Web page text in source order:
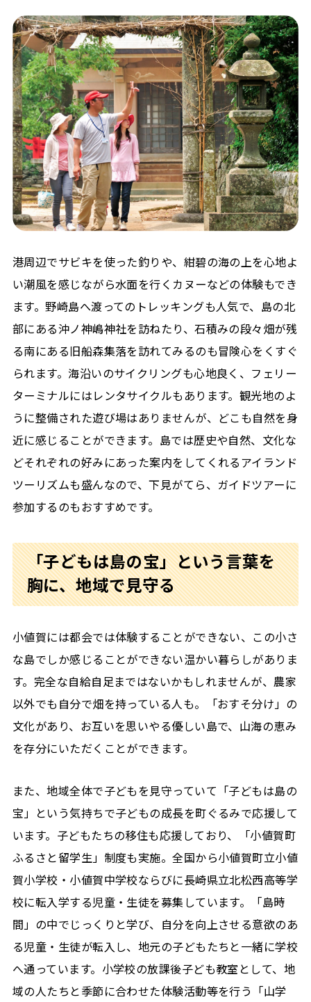
港周辺でサビキを使った釣りや、紺碧の海の上を心地よ
い潮風を感じながら水面を行くカヌーなどの体験もでき
ます。野崎島へ渡ってのトレッキングも人気で、島の北
部にある沖ノ神嶋神社を訪ねたり、石積みの段々畑が残
る南にある旧船森集落を訪れてみるのも冒険心をくすぐ
られます。海沿いのサイクリングも心地良く、フェリー
ターミナルにはレンタサイクルもあります。観光地のよ
うに整備された遊び場はありませんが、どこも自然を身
近に感じることができます。島では歴史や自然、文化な
どそれぞれの好みにあった案内をしてくれるアイランド
ツーリズムも盛んなので、下見がてら、ガイドツアーに
参加するのもおすすめです。
「子どもは島の宝」という言葉を
胸に、地域で見守る
小値賀には都会では体験することができない、この小さ
な島でしか感じることができない温かい暮らしがありま
す。完全な自給自足まではないかもしれませんが、農家
以外でも自分で畑を持っている人も。「おすそ分け」の
文化があり、お互いを思いやる優しい島で、山海の恵み
を存分にいただくことができます。
また、地域全体で子どもを見守っていて「子どもは島の
宝」という気持ちで子どもの成長を町ぐるみで応援して
います。子どもたちの移住も応援しており、「小値賀町
ふるさと留学生」制度も実施。全国から小値賀町立小値
賀小学校・小値賀中学校ならびに長崎県立北松西高等学
校に転入学する児童・生徒を募集しています。「島時
間」の中でじっくりと学び、自分を向上させる意欲のあ
る児童・生徒が転入し、地元の子どもたちと一緒に学校
へ通っています。小学校の放課後子ども教室として、地
域の人たちと季節に合わせた体験活動等を行う「山学